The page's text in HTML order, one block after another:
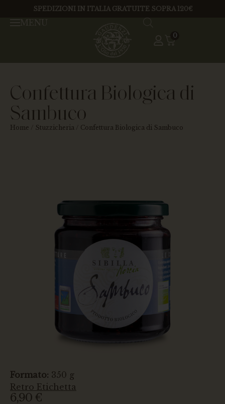
SPEDIZIONI IN ITALIA GRATUITE SOPRA 120€
0
Formato: 350 g
Retro Etichetta
6,90 €
Confettura Biologica di
Sambuco
Home Stuzzicheria / Confettura Biologica di Sambuco